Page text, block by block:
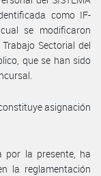
como IF-
se modificaron
Sectorial del
que se han sido
asignación
por la presente, ha
la reglamentación